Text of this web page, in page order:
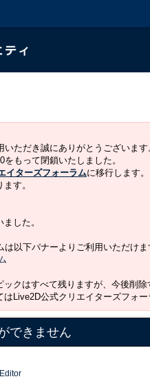
ただき誠にありがとうございます
もって閉鎖いたしました。
イターズフォーラムに移行します。
す。
した。
以下バナーよりご利用いただけま
クはすべて残りますが、今後削
Live2D公式クリエイターズフォー
できません